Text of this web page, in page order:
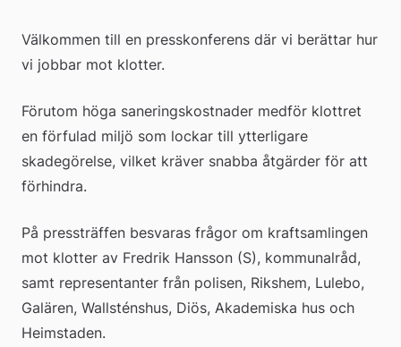
Välkommen till en presskonferens där vi berättar hur
vi jobbar mot klotter.
Förutom höga saneringskostnader medför klottret
en förfulad miljö som lockar till ytterligare
skadegörelse, vilket kräver snabba åtgärder för att
förhindra.
På pressträffen besvaras frågor om kraftsamlingen
mot klotter av Fredrik Hansson (S), kommunalråd,
samt representanter från polisen, Rikshem, Lulebo,
Galären, Wallsténshus, Diös, Akademiska hus och
Heimstaden.